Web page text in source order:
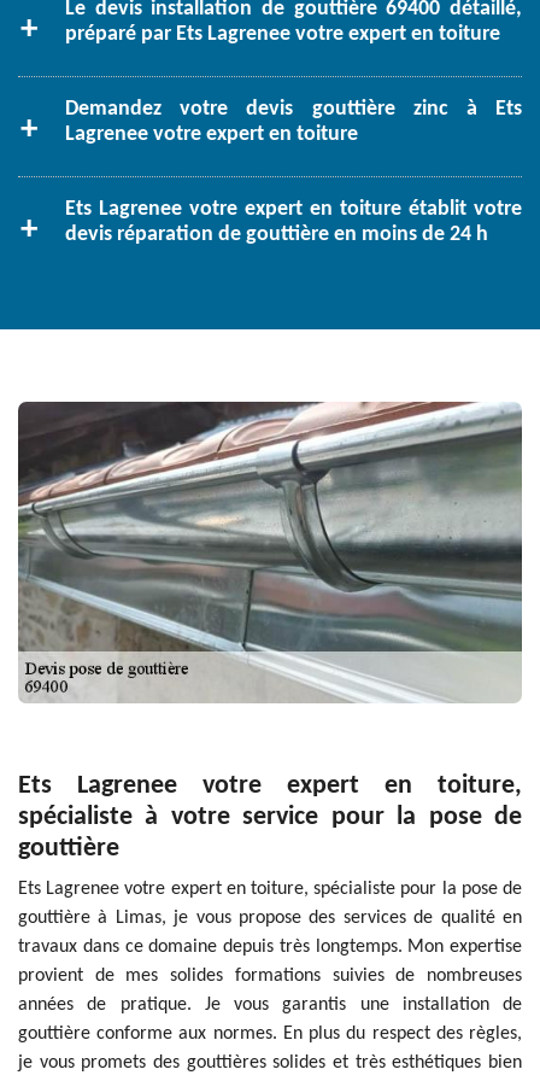
Le devis installation de gouttière 69400 détaillé,
préparé par Ets Lagrenee votre expert en toiture
Demandez votre devis gouttière zinc à Ets
Lagrenee votre expert en toiture
Ets Lagrenee votre expert en toiture établit votre
devis réparation de gouttière en moins de 24 h
Ets Lagrenee votre expert en toiture,
spécialiste à votre service pour la pose de
gouttière
Ets Lagrenee votre expert en toiture, spécialiste pour la pose de
gouttière à Limas, je vous propose des services de qualité en
travaux dans ce domaine depuis très longtemps. Mon expertise
provient de mes solides formations suivies de nombreuses
années de pratique. Je vous garantis une installation de
gouttière conforme aux normes. En plus du respect des règles,
je vous promets des gouttières solides et très esthétiques bien